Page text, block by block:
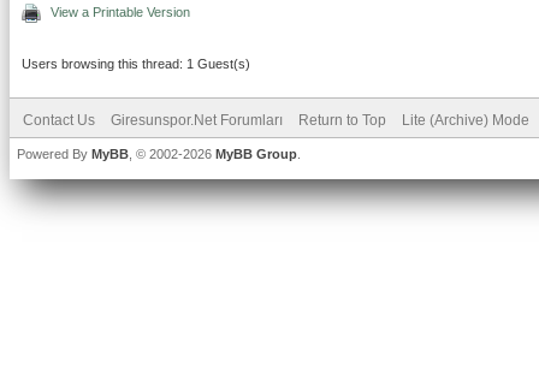
View a Printable Version
Users browsing this thread: 1 Guest(s)
Contact Us Giresunspor.Net Forumları Return to Top Lite (Archive) Mode
Powered By MyBB , © 2002-2026 MyBB Group